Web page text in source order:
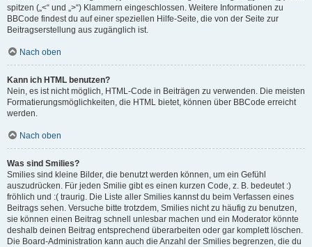
spitzen („<“ und „>“) Klammern eingeschlossen. Weitere Informationen zu
BBCode findest du auf einer speziellen Hilfe-Seite, die von der Seite zur
Beitragserstellung aus zugänglich ist.
Nach oben
Kann ich HTML benutzen?
Nein, es ist nicht möglich, HTML-Code in Beiträgen zu verwenden. Die meisten
Formatierungsmöglichkeiten, die HTML bietet, können über BBCode erreicht
werden.
Nach oben
Was sind Smilies?
Smilies sind kleine Bilder, die benutzt werden können, um ein Gefühl
auszudrücken. Für jeden Smilie gibt es einen kurzen Code, z. B. bedeutet :)
fröhlich und :( traurig. Die Liste aller Smilies kannst du beim Verfassen eines
Beitrags sehen. Versuche bitte trotzdem, Smilies nicht zu häufig zu benutzen,
sie können einen Beitrag schnell unlesbar machen und ein Moderator könnte
deshalb deinen Beitrag entsprechend überarbeiten oder gar komplett löschen.
Die Board-Administration kann auch die Anzahl der Smilies begrenzen, die du